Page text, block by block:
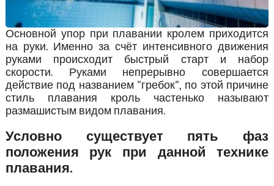
Основной упор при плавании кролем приходится
на руки. Именно за счёт интенсивного движения
руками происходит быстрый старт и набор
скорости. Руками непрерывно совершается
действие под названием "гребок", по этой причине
стиль плавания кроль частенько называют
размашистым видом плавания.
Условно существует пять фаз
положения рук при данной технике
плавания.